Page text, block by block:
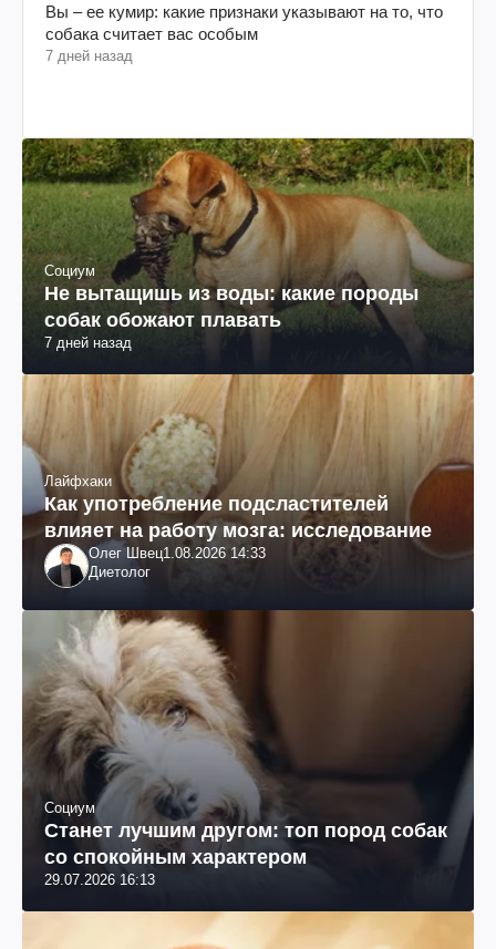
Вы – ее кумир: какие признаки указывают на то, что
собака считает вас особым
7 дней назад
Социум
Не вытащишь из воды: какие породы
собак обожают плавать
7 дней назад
Лайфхаки
Как употребление подсластителей
влияет на работу мозга: исследование
Олег Швец1.08.2026 14:33
Диетолог
Социум
Станет лучшим другом: топ пород собак
со спокойным характером
29.07.2026 16:13